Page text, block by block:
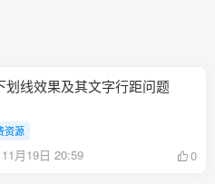
划线效果及其文字行距问题
资源
11月19日 20:59 0